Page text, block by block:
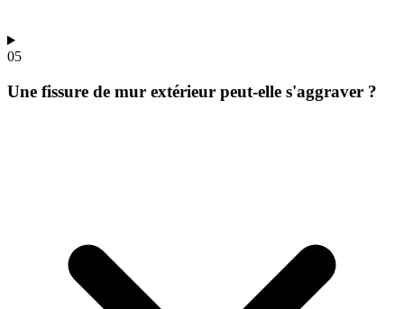
05
Une fissure de mur extérieur peut-elle s'aggraver ?